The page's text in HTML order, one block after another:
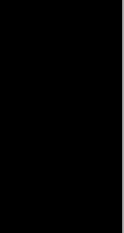
un marco
las